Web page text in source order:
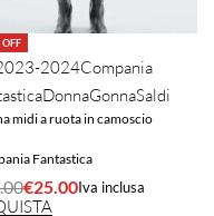
OFF
2024Compania
DonnaGonnaSaldi
midi a ruota in camoscio
Fantastica
€25.00Iva inclusa